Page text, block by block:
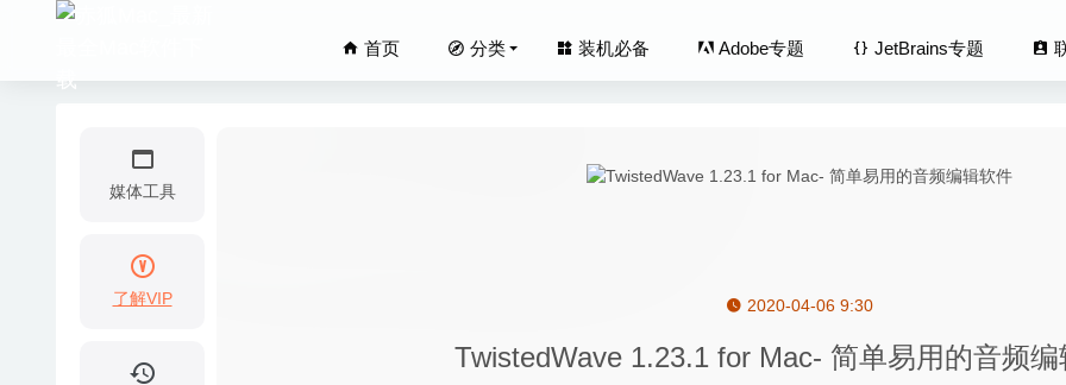
首页 分类 装机必备 Adobe专题 JetBrains专题
媒体工具
了解VIP 2020-04-06 9:30
TwistedWave 1.23.1 for Mac- 简单易用的音频
FoneDog Data Recovery 1.5.6 – MacOS系统数据恢复工具 2024-02-27